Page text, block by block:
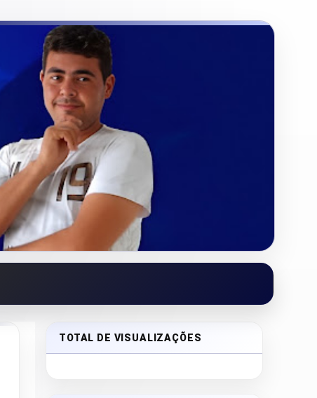
TOTAL DE VISUALIZAÇÕES